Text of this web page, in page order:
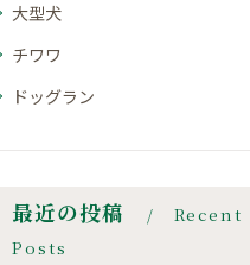
大型犬
チワワ
ドッグラン
最近の投稿
Recent
Posts